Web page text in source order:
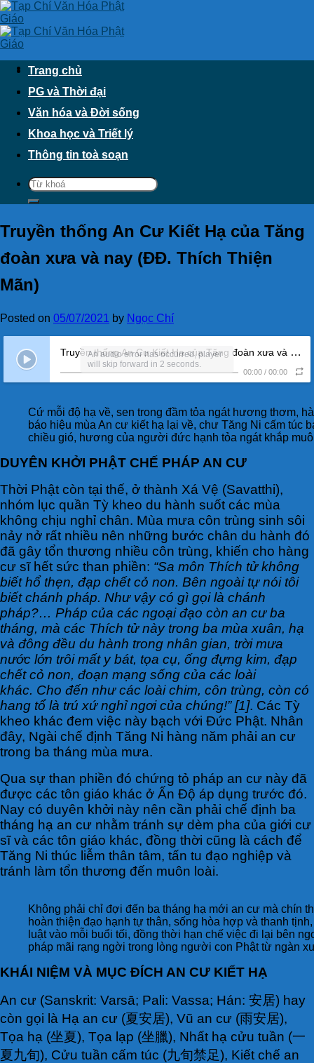
Skip
to
content
Trang chủ
PG và Thời đại
Văn hóa và Đời sống
Khoa học và Triết lý
Thông tin toà soạn
Truyền thống An Cư Kiết Hạ của Tăng
đoàn xưa và nay (ĐĐ. Thích Thiện
Mãn)
Posted on 05/07/2021 by Ngọc Chí
Truyền thống An Cư Kiết Hạ của Tăng đoàn xưa và nay (ĐĐ. Thích Thiện Mãn)
00:00 / 00:00
An audio error has occurred, player
will skip forward in 2 seconds.
Cứ mỗi độ hạ về, sen trong đầm tỏa ngát hương thơm,
báo hiệu mùa An cư kiết hạ lại về, chư Tăng Ni cấm túc
chiều gió, hương của người đức hạnh tỏa ngát khắp
DUYÊN KHỞI PHẬT CHẾ PHÁP AN CƯ
Thời Phật còn tại thế, ở thành Xá Vệ (Savatthi),
nhóm lục quần Tỳ kheo du hành suốt các mùa
không chịu nghỉ chân. Mùa mưa côn trùng sinh sôi
nảy nở rất nhiều nên những bước chân du hành đó
đã gây tổn thương nhiều côn trùng, khiến cho hàng
cư sĩ hết sức than phiền: “Sa môn Thích tử không
biết hổ thẹn, đạp chết cỏ non. Bên ngoài tự nói tôi
biết chánh pháp. Như vậy có gì gọi là chánh
pháp?… Pháp của các ngoại đạo còn an cư ba
tháng, mà các Thích tử này trong ba mùa xuân, hạ
và đông đều du hành trong nhân gian, trời mưa
nước lớn trôi mất y bát, tọa cụ, ống đựng kim, đạp
chết cỏ non, đoạn mạng sống của các loài
khác. Cho đến như các loài chim, côn trùng, còn có
hang tổ là trú xứ nghỉ ngơi của chúng!” [1]. Các Tỳ
kheo khác đem việc này bạch với Đức Phật. Nhân
đây, Ngài chế định Tăng Ni hàng năm phải an cư
trong ba tháng mùa mưa.
Qua sự than phiền đó chứng tỏ pháp an cư này đã
được các tôn giáo khác ở Ấn Độ áp dụng trước đó.
Nay có duyên khởi này nên cần phải chế định ba
tháng hạ an cư nhằm tránh sự dèm pha của giới cư
sĩ và các tôn giáo khác, đồng thời cũng là cách để
Tăng Ni thúc liễm thân tâm, tấn tu đạo nghiệp và
tránh làm tổn thương đến muôn loài.
Không phải chỉ đợi đến ba tháng hạ mới an cư mà chín
hoàn thiện đạo hạnh tự thân, sống hòa hợp và thanh
luật vào mỗi buổi tối, đồng thời hạn chế việc đi lại bên
pháp mãi rạng ngời trong lòng người con Phật từ ngàn
KHÁI NIỆM VÀ MỤC ĐÍCH AN CƯ KIẾT HẠ
An cư (Sanskrit: Varsā; Pali: Vassa; Hán: 安居) hay
còn gọi là Hạ an cư (夏安居), Vũ an cư (雨安居),
Tọa hạ (坐夏), Tọa lạp (坐臘), Nhất hạ cửu tuần (一
夏九旬), Cửu tuần cấm túc (九旬禁足), Kiết chế an